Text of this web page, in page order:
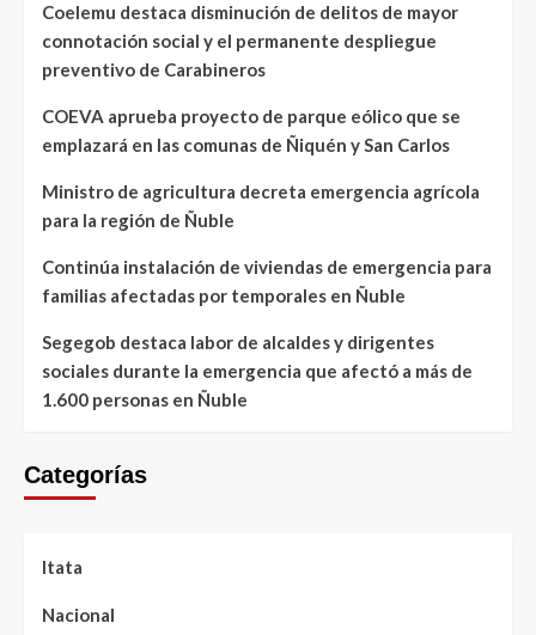
Coelemu destaca disminución de delitos de mayor
connotación social y el permanente despliegue
preventivo de Carabineros
COEVA aprueba proyecto de parque eólico que se
emplazará en las comunas de Ñiquén y San Carlos
Ministro de agricultura decreta emergencia agrícola
para la región de Ñuble
Continúa instalación de viviendas de emergencia para
familias afectadas por temporales en Ñuble
Segegob destaca labor de alcaldes y dirigentes
sociales durante la emergencia que afectó a más de
1.600 personas en Ñuble
Categorías
Itata
Nacional